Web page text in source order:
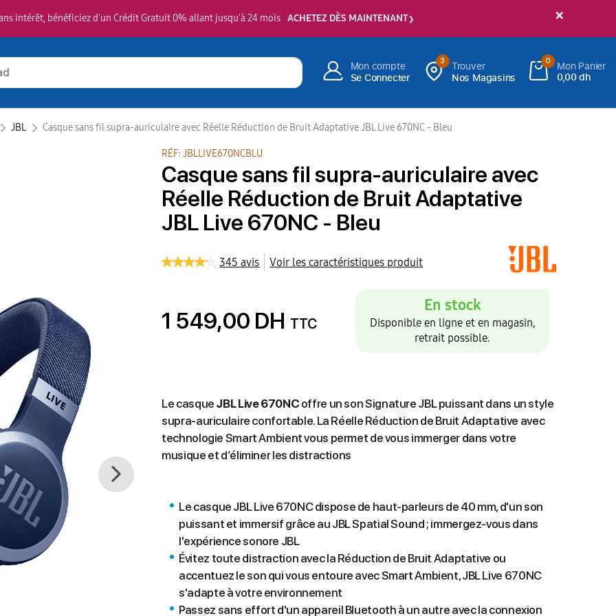
×
intérêt, bénéficiez d'un Crédit Gratuit 0% allant jusqu'à 24 mois ACHETEZ DÈS MAINTENANT
Mon compte
Se Connecter
3
Trouver
Nos Magasins
0
Mon Panier
0,00 dh
JBL‎ Casque sans fil supra-auriculaire avec Réelle Réduction de Bruit Adaptative JBL Live 670NC - Bleu
RÉF: JBLLIVE670NCBLU
Casque sans fil supra-auriculaire avec
Réelle Réduction de Bruit Adaptative
JBL Live 670NC - Bleu
345 avis Voir les caractéristiques produit
1 549,00 DH TTC
En stock
Disponible en ligne et en magasin,
retrait possible.
Le casque JBL Live 670NC offre un son Signature JBL puissant dans un style
supra-auriculaire confortable. La Réelle Réduction de Bruit Adaptative avec
technologie Smart Ambient vous permet de vous immerger dans votre
musique et d’éliminer les distractions
Le casque JBL Live 670NC dispose de haut-parleurs de 40 mm, d'un son
puissant et immersif grâce au JBL Spatial Sound ; immergez-vous dans
l'expérience sonore JBL
Évitez toute distraction avec la Réduction de Bruit Adaptative ou
accentuez le son qui vous entoure avec Smart Ambient, JBL Live 670NC
s'adapte à votre environnement
Passez sans effort d'un appareil Bluetooth à un autre avec la connexion